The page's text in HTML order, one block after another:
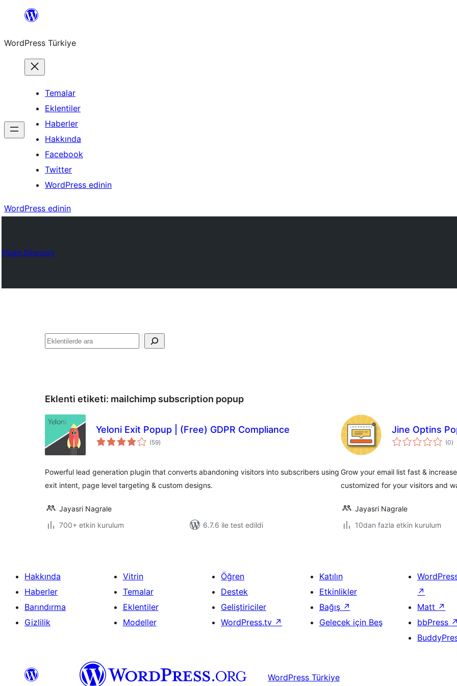
İçeriğe
WordPress Türkiye
Temalar
Eklentiler
Haberler
Hakkında
Facebook
Twitter
WordPress edinin
WordPress edinin
Plugin Directory
Ara
Eklenti etiketi: mailchimp subscription popup
Yeloni Exit Popup | (Free) GDPR Compliance
(59toplam
puan
)
Powerful lead generation plugin that converts abandoning visitors into subscribers using
exit intent, page level targeting & custom designs.
Jayasri Nagrale
700+ etkin kurulum
6.7.6 ile test edildi
Jine Optins
(0)
Grow your email list fast &
customized for your visitors and
Jayasri Nagrale
10dan fazla etkin kurulum
Hakkında
Haberler
Barındırma
Gizlilik
Vitrin
Temalar
Eklentiler
Modeller
Öğren
Destek
Geliştiriciler
WordPress.tv ↗
Katılın
Etkinlikler
Bağış ↗
Gelecek için Beş
↗
Matt ↗
bbPress ↗
WordPress Türkiye